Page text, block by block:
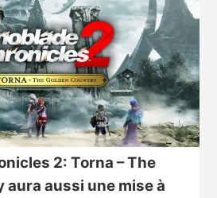
2: Torna – The
aura aussi une mise à